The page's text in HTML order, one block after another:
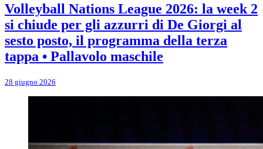
Volleyball Nations League 2026: la week 2
si chiude per gli azzurri di De Giorgi al
sesto posto, il programma della terza
tappa • Pallavolo maschile
28 giugno 2026